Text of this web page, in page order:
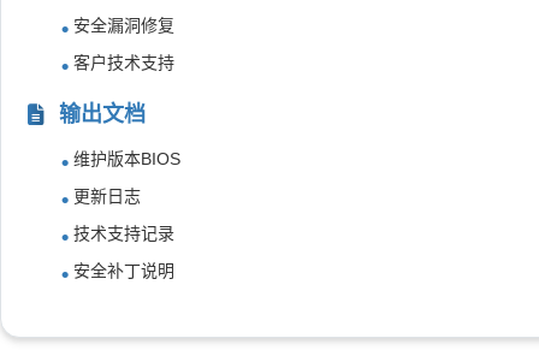
安全漏洞修复
客户技术支持
输出文档
维护版本BIOS
更新日志
技术支持记录
安全补丁说明